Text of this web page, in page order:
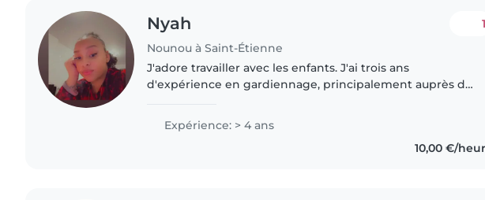
Nyah
Nounou à Saint-Étienne
1
J'adore travailler avec les enfants. J'ai trois ans
d'expérience en gardiennage, principalement auprès de
avec des enfants ayant..
Expérience: > 4 ans
10,00 €/